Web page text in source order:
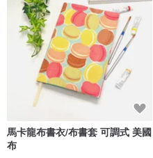
馬卡龍布書衣/布書套 可調式 美國
布